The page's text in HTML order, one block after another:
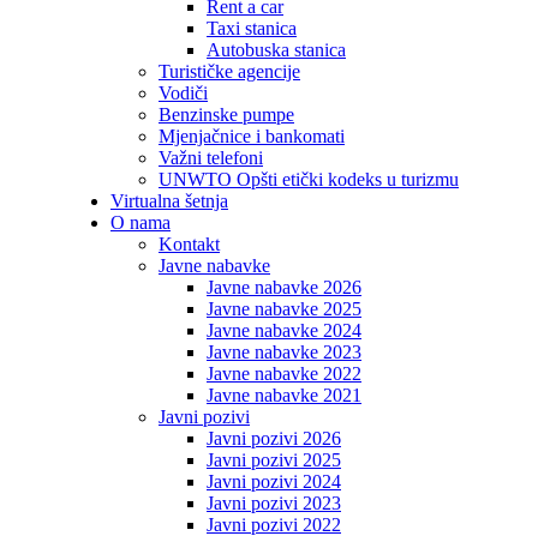
Rent a car
Taxi stanica
Autobuska stanica
Turističke agencije
Vodiči
Benzinske pumpe
Mjenjačnice i bankomati
Važni telefoni
UNWTO Opšti etički kodeks u turizmu
Virtualna šetnja
O nama
Kontakt
Javne nabavke
Javne nabavke 2026
Javne nabavke 2025
Javne nabavke 2024
Javne nabavke 2023
Javne nabavke 2022
Javne nabavke 2021
Javni pozivi
Javni pozivi 2026
Javni pozivi 2025
Javni pozivi 2024
Javni pozivi 2023
Javni pozivi 2022